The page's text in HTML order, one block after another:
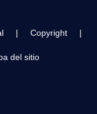
| Copyright |
del sitio